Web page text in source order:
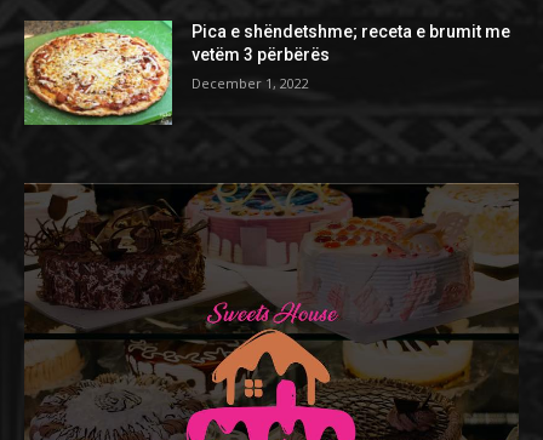
Pica e shëndetshme; receta e brumit me
vetëm 3 përbërës
December 1, 2022